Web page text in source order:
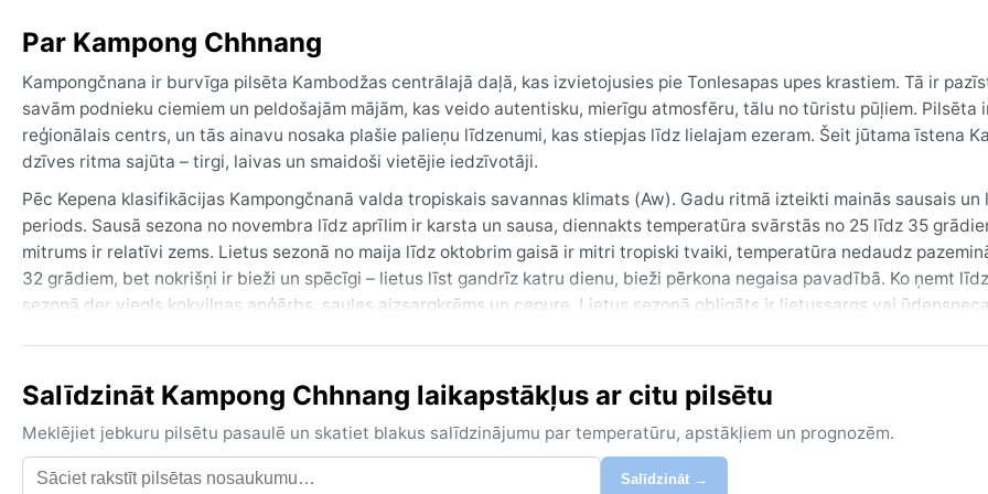
Par Kampong Chhnang
Kampongčnana ir burvīga pilsēta Kambodžas centrālajā daļā, kas izvietojusies pie Tonlesapas upes krastiem. Tā ir
savām podnieku ciemiem un peldošajām mājām, kas veido autentisku, mierīgu atmosfēru, tālu no tūristu pūļiem. Pilsēta
reģionālais centrs, un tās ainavu nosaka plašie palieņu līdzenumi, kas stiepjas līdz lielajam ezeram. Šeit jūtama īstena
dzīves ritma sajūta – tirgi, laivas un smaidoši vietējie iedzīvotāji.
Pēc Kepena klasifikācijas Kampongčnanā valda tropiskais savannas klimats (Aw). Gadu ritmā izteikti mainās sausais un
periods. Sausā sezona no novembra līdz aprīlim ir karsta un sausa, diennakts temperatūra svārstās no 25 līdz 35
mitrums ir relatīvi zems. Lietus sezonā no maija līdz oktobrim gaisā ir mitri tropiski tvaiki, temperatūra nedaudz
32 grādiem, bet nokrišņi ir bieži un spēcīgi – lietus līst gandrīz katru dienu, bieži pērkona negaisa pavadībā. Ko ņemt
sezonā der viegls kokvilnas apģērbs, saules aizsargkrēms un cepure. Lietus sezonā obligāts ir lietussargs vai
apkārtnes iepazīšanai. Karstākā ir aprīlī, kad temperatūra var sasniegt 40 grādus. Savukārt lietus sezonas maksimums
septembrī atnes plašus plūdus, īpaši zemos rajonos – upes līmenis bīstami paceļas. Tropiskās vētras un taifūni
skar reti, taču pērkona negaisi ir ikdienišķa parādība. Kaut arī mitrums lietus laikā ir augsts, tas pēc lietus atnes
zaļumu pārpilnību.
Salīdzināt Kampong Chhnang laikapstākļus ar citu pilsētu
Meklējiet jebkuru pilsētu pasaulē un skatiet blakus salīdzinājumu par temperatūru, apstākļiem un prognozēm.
Salīdzināt →